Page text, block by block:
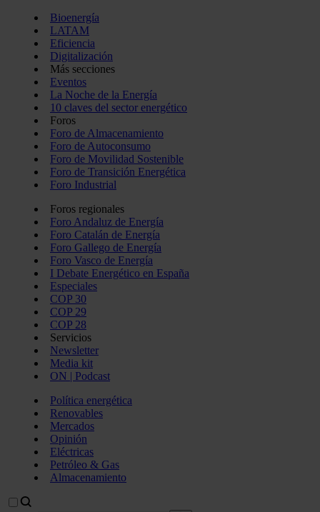
Bioenergía
LATAM
Eficiencia
Digitalización
Más secciones
Eventos
La Noche de la Energía
10 claves del sector energético
Foros
Foro de Almacenamiento
Foro de Autoconsumo
Foro de Movilidad Sostenible
Foro de Transición Energética
Foro Industrial
Foros regionales
Foro Andaluz de Energía
Foro Catalán de Energía
Foro Gallego de Energía
Foro Vasco de Energía
I Debate Energético en España
Especiales
COP 30
COP 29
COP 28
Servicios
Newsletter
Media kit
ON | Podcast
Política energética
Renovables
Mercados
Opinión
Eléctricas
Petróleo & Gas
Almacenamiento